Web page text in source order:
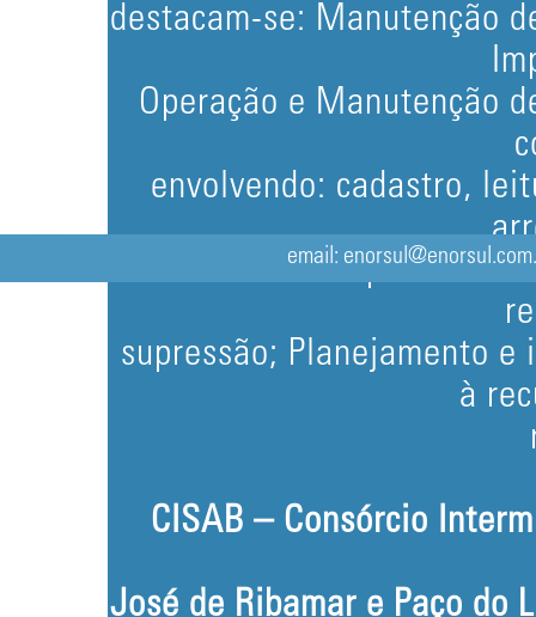
destacam-se: Manutenção
Operação e Manutenção
envolvendo: cadastro,
atendimento ao público e
supressão; Planejamento
à
CISAB – Consórcio
José de Ribamar e Paço do
email: